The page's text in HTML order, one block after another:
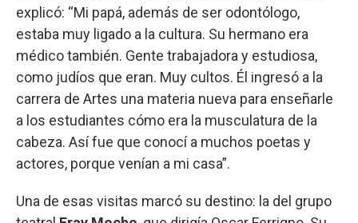
explicó: “Mi papá, además de ser odontólogo,
estaba muy ligado a la cultura. Su hermano era
médico también. Gente trabajadora y estudiosa,
como judíos que eran. Muy cultos. Él ingresó a la
carrera de Artes una materia nueva para enseñarle
a los estudiantes cómo era la musculatura de la
cabeza. Así fue que conocí a muchos poetas y
actores, porque venían a mi casa”.
Una de esas visitas marcó su destino: la del grupo